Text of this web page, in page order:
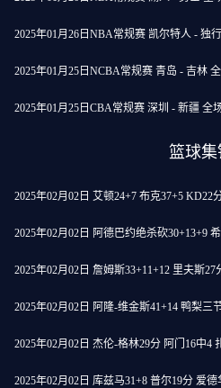
2025年01月26日NBA常规赛 凯尔特人 - 独
2025年01月25日NCBA常规赛 青岛 - 吉林
2025年01月25日CBA常规赛 深圳 - 新疆 全
篮球集
2025年02月02日 艾顿24+7 布克37+5
2025年02月02日 阿德巴约绝杀砍30+13+9
2025年02月02日 詹姆斯33+11+12 里夫斯
2025年02月02日 阿隆-维金斯41+14 鸭梨三
2025年02月02日 杰伦-格林29分 阿门16中4
2025年02月02日 库兹马31+8 普尔19分 爱